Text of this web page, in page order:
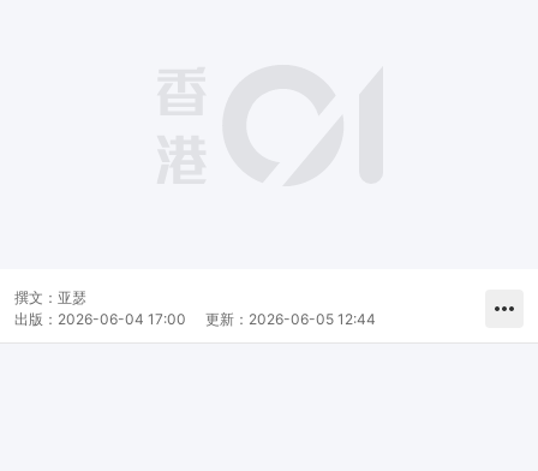
撰文： 亚瑟
出版： 2026-06-04 17:00 更新： 2026-06-05 12:44